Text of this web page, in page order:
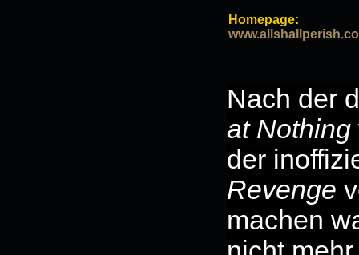
Homepage:
Nach der
at Nothing
der
Revenge
machen